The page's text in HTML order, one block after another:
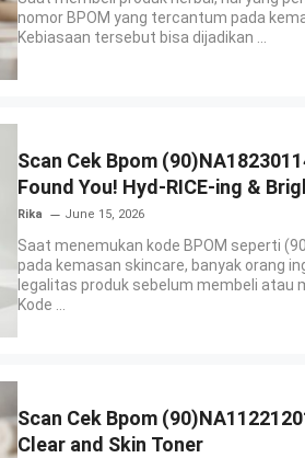
nomor BPOM yang tercantum pada
Kebiasaan tersebut bisa dijadikan ...
Scan Cek Bpom (90)NA18230114167
Found You! Hyd-RICE-ing &
Essence Booster
Rika June 15, 2026
Saat menemukan kode BPOM seperti
pada kemasan skincare, banyak orang
legalitas produk sebelum membeli atau
Kode ...
Scan Cek Bpom
Clear and Skin Toner